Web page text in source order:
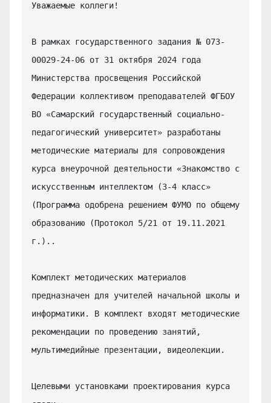
Уважаемые коллеги!
В рамках государственного задания № 073-
00029-24-06 от 31 октября 2024 года
Министерства просвещения Российской
Федерации коллективом преподавателей ФГБОУ
ВО «Самарский государственный социально-
педагогический университет» разработаны
методические материалы для сопровождения
курса внеурочной деятельности «Знакомство с
искусственным интеллектом (3-4 класс»
(Программа одобрена решением ФУМО по общему
образованию (Протокол 5/21 от 19.11.2021
г.)..
Комплект методических материалов
предназначен для учителей начальной школы и
информатики. В комплект входят методические
рекомендации по проведению занятий,
мультимедийные презентации, видеолекции.
Целевыми установками проектирования курса